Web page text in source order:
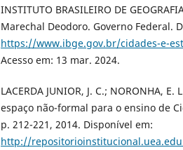
INSTITUTO BRASILEIRO DE
Marechal Deodoro. Governo Federal.
https://www.ibge.gov.br/cidades-e-
Acesso em: 13 mar. 2024.
LACERDA JUNIOR, J. C.; NORONHA,
espaço não-formal para o ensino de
p. 212-221, 2014. Disponível em:
http://